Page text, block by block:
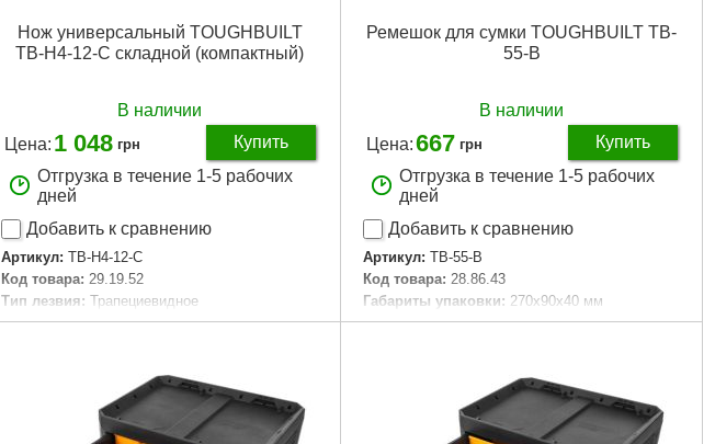
Нож универсальный TOUGHBUILT
TB-H4-12-C складной (компактный)
В наличии
Цена: 1 048 грн
Купить
Отгрузка в течение 1-5 рабочих
дней
Добавить к сравнению
Артикул: TB-H4-12-C
Код товара: 29.19.52
Тип лезвия: Трапециевидное
Размер / мм / ": 19,0
Подробнее...
Ремешок для сумки TOUGHBUILT TB-
55-B
В наличии
Цена:667 грн
Купить
Отгрузка в течение 1-5 рабочих
дней
Добавить к сравнению
Артикул: TB-55-B
Код товара: 28.86.43
Габариты упаковки: 270x90x40 мм
Вес брутто: 190 г